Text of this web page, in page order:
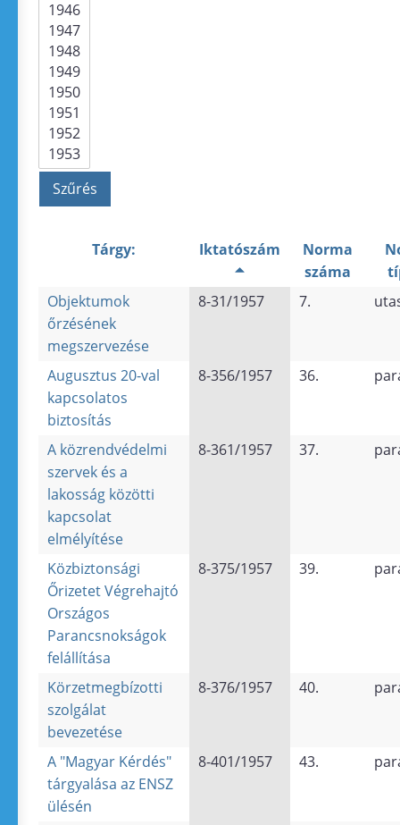
Tárgy: Iktatószám
Norma
száma
Objektumok
őrzésének
megszervezése
8-31/1957 7.
Augusztus 20-val
kapcsolatos
biztosítás
8-356/1957 36.
A közrendvédelmi
szervek és a
lakosság közötti
kapcsolat
elmélyítése
8-361/1957 37.
Közbiztonsági
Őrizetet Végrehajtó
Országos
Parancsnokságok
felállítása
8-375/1957 39.
Körzetmegbízotti
szolgálat
bevezetése
8-376/1957 40.
A "Magyar Kérdés"
tárgyalása az ENSZ
ülésén
8-401/1957 43.